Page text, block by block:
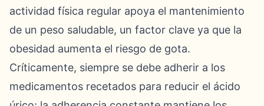
actividad física regular apoya el mantenimiento
de un peso saludable, un factor clave ya que la
obesidad aumenta el riesgo de gota.
Críticamente, siempre se debe adherir a los
medicamentos recetados para reducir el ácido